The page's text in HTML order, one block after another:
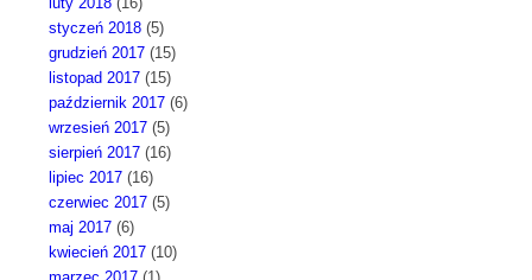
styczeń 2018(5)
grudzień 2017(15)
listopad 2017(15)
październik 2017(6)
wrzesień 2017(5)
sierpień 2017(16)
lipiec 2017(16)
czerwiec 2017(5)
maj 2017(6)
kwiecień 2017(10)